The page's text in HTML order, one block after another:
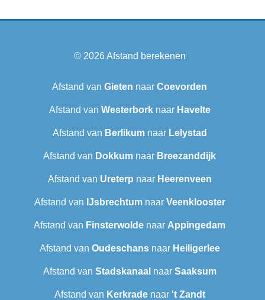
© 2026Afstand berekenen
Afstand van Gieten naar Coevorden
Afstand van Westerborknaar Havelte
Afstand van Berlikumnaar Lelystad
Afstand van Dokkum naar Breezanddijk
Afstand van Ureterp naar Heerenveen
Afstand van IJsbrechtumnaar Veenklooster
Afstand van Finsterwolde naar Appingedam
Afstand van Oudeschansnaar Heiligerlee
Afstand van Stadskanaal naar Saaksum
Afstand van Kerkradenaar 't Zandt